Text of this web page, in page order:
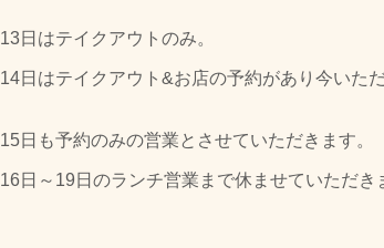
13日はテイクアウトのみ。
14日はテイクアウト&お店の予約があり今いた
15日も予約のみの営業とさせていただきます。
16日～19日のランチ営業まで休ませていただき